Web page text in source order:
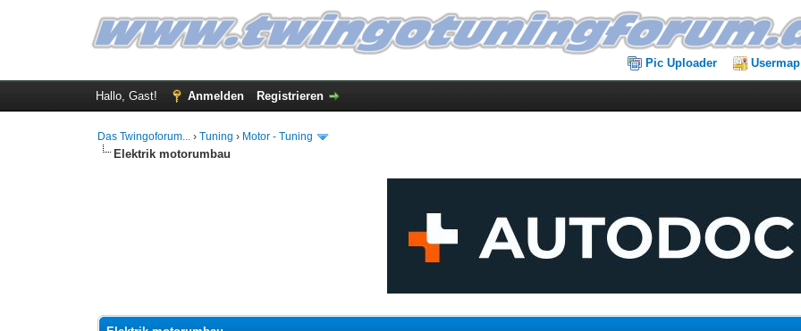
Pic Uploader Usermap
Hallo, Gast! Anmelden Registrieren
Das Twingoforum... ›Tuning › Motor - Tuning
Elektrik motorumbau